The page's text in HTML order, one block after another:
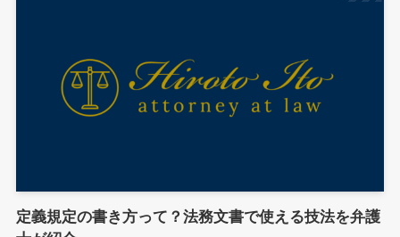
定義規定の書き方って？法務文書で使える技法を弁護